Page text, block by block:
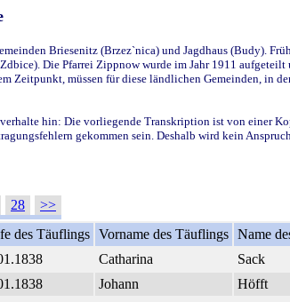
Briesenitz (Brzez`nica) und Jagdhaus (Budy).
Die Pfarrei Zippnow wurde im Jahr 1911
müssen für diese ländlichen Gemeinden, in
hin: Die vorliegende Transkription ist von einer
gekommen sein. Deshalb wird kein
28
>>
des Täuflings Vorname des Täuflings Name
Catharina Sack
Johann Höfft